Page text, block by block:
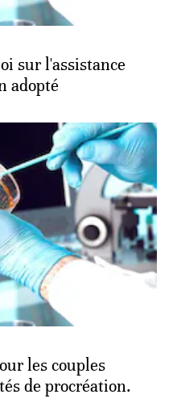
sur l'assistance
adopté
les couples
de procréation.